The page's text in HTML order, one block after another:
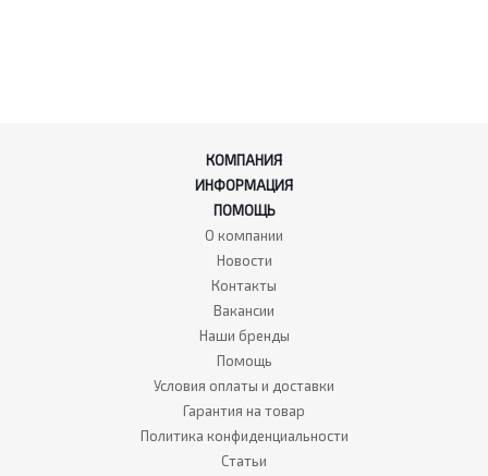
КОМПАНИЯ
ИНФОРМАЦИЯ
ПОМОЩЬ
О компании
Новости
Контакты
Вакансии
Наши бренды
Помощь
Условия оплаты и доставки
Гарантия на товар
Политика конфиденциальности
Статьи